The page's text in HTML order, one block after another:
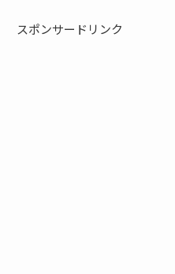
スポンサードリンク